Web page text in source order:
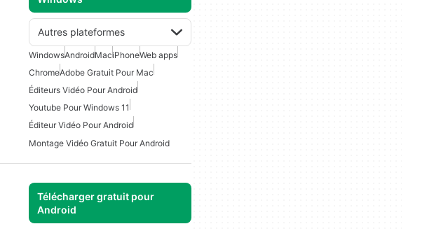
Autres plateformes
WindowsAndroidMaciPhoneWeb apps
ChromeAdobe Gratuit Pour Mac
Éditeurs Vidéo Pour Android
Youtube Pour Windows 11
Éditeur Vidéo Pour Android
Montage Vidéo Gratuit Pour Android
Télécharger gratuit pour
Android